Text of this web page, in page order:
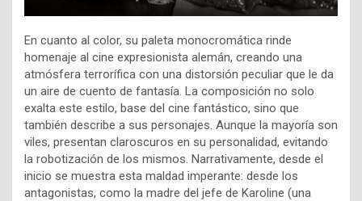
En cuanto al color, su paleta monocromática rinde
homenaje al cine expresionista alemán, creando una
atmósfera terrorífica con una distorsión peculiar que le da
un aire de cuento de fantasía. La composición no solo
exalta este estilo, base del cine fantástico, sino que
también describe a sus personajes. Aunque la mayoría son
viles, presentan claroscuros en su personalidad, evitando
la robotización de los mismos. Narrativamente, desde el
inicio se muestra esta maldad imperante: desde los
antagonistas, como la madre del jefe de Karoline (una